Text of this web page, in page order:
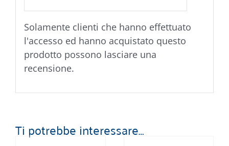
Solamente clienti che hanno effettuato
l'accesso ed hanno acquistato questo
prodotto possono lasciare una
recensione.
Ti potrebbe interessare…